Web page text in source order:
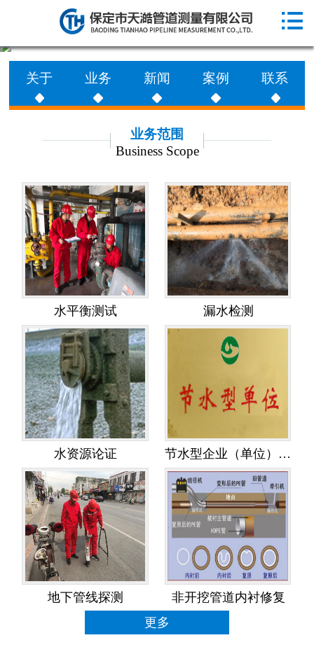
 网站首页
走进天澔
业务范围
联系天澔

关于 业务 新闻 案例 联系
业务范围
Business Scope
水平衡测试 漏水检测
水资源论证 节水型企业（单位）创建
地下管线探测
非开挖管道内衬修复
更多